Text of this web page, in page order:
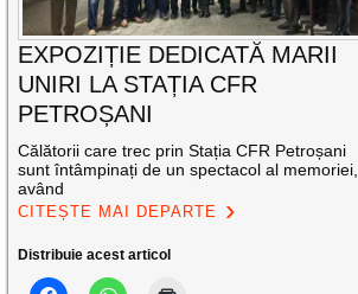
EXPOZIȚIE DEDICATĂ MARII
UNIRI LA STAȚIA CFR
PETROȘANI
Călătorii care trec prin Stația CFR Petroșani
sunt întâmpinați de un spectacol al memoriei,
având
CITEȘTE MAI DEPARTE
Distribuie acest articol